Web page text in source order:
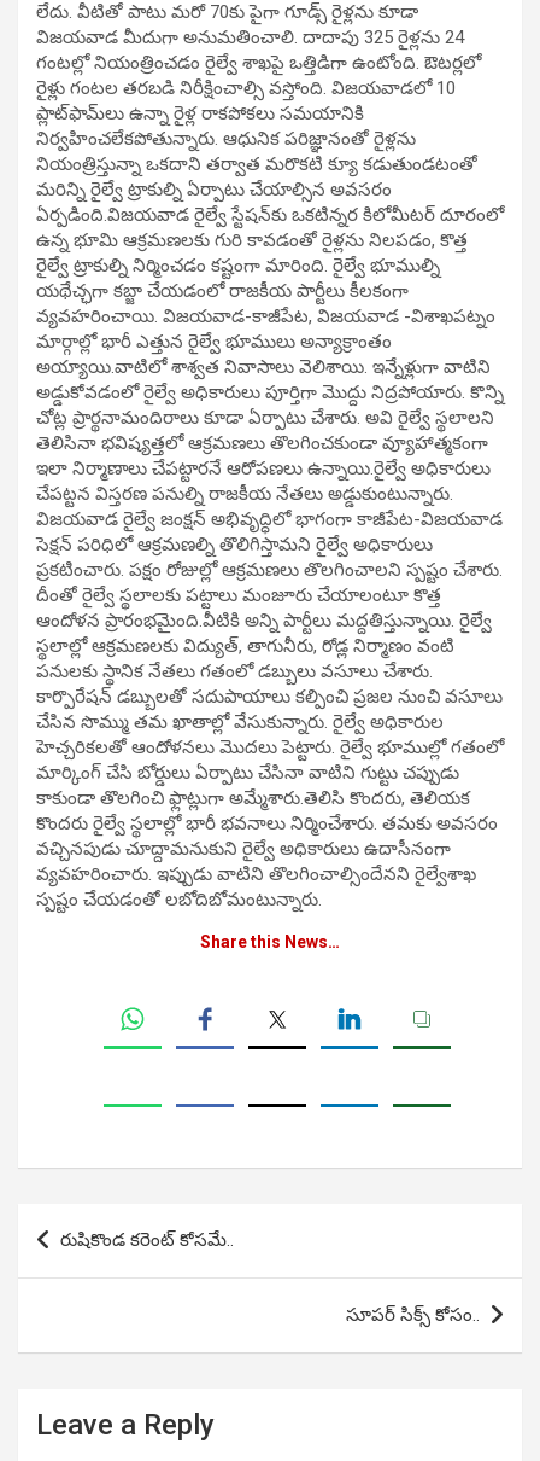
లేదు. వీటితో పాటు మరో 70కు పైగా గూడ్స్‌ రైళ్లను కూడా
విజయవాడ మీదుగా అనుమతించాలి. దాదాపు 325 రైళ్లను 24
గంటల్లో నియంత్రించడం రైల్వే శాఖపై ఒత్తిడిగా ఉంటోంది. ఔటర్లలో
రైళ్లు గంటల తరబడి నిరీక్షించాల్సి వస్తోంది. విజయవాడలో 10
ప్లాట్‌ఫామ్‌లు ఉన్నా రైళ్ల రాకపోకలు సమయానికి
నిర్వహించలేకపోతున్నారు. ఆధునిక పరిజ్ఞానంతో రైళ్లను
నియంత్రిస్తున్నా ఒకదాని తర్వాత మరొకటి క్యూ కడుతుండటంతో
మరిన్ని రైల్వే ట్రాకుల్ని ఏర్పాటు చేయాల్సిన అవసరం
ఏర్పడింది.విజయవాడ రైల్వే స్టేషన్‌‌కు ఒకటిన్నర కిలోమీటర్ దూరంలో
ఉన్న భూమి ఆక్రమణలకు గురి కావడంతో రైళ్లను నిలపడం, కొత్త
రైల్వే ట్రాకుల్ని నిర్మించడం కష్టంగా మారింది. రైల్వే భూముల్ని
యథేచ్ఛగా కబ్జా చేయడంలో రాజకీయ పార్టీలు కీలకంగా
వ్యవహరించాయి. విజయవాడ-కాజీపేట, విజయవాడ -విశాఖపట్నం
మార్గాల్లో భారీ ఎత్తున రైల్వే భూములు అన్యాక్రాంతం
అయ్యాయి.వాటిలో శాశ్వత నివాసాలు వెలిశాయి. ఇన్నేళ్లుగా వాటిని
అడ్డుకోవడంలో రైల్వే అధికారులు పూర్తిగా మొద్దు నిద్రపోయారు. కొన్ని
చోట్ల ప్రార్థనామందిరాలు కూడా ఏర్పాటు చేశారు. అవి రైల్వే స్థలాలని
తెలిసినా భవిష్యత్తలో ఆక్రమణలు తొలగించకుండా వ్యూహాత్మకంగా
ఇలా నిర్మాణాలు చేపట్టారనే ఆరోపణలు ఉన్నాయి.రైల్వే అధికారులు
చేపట్టన విస్తరణ పనుల్ని రాజకీయ నేతలు అడ్డుకుంటున్నారు.
విజయవాడ రైల్వే జంక్షన్ అభివృద్ధిలో భాగంగా కాజీపేట-విజయవాడ
సెక్షన్ పరిధిలో ఆక్రమణల్ని తొలిగిస్తామని రైల్వే అధికారులు
ప్రకటించారు. పక్షం రోజుల్లో ఆక్రమణలు తొలగించాలని స్పష్టం చేశారు.
దీంతో రైల్వే స్థలాలకు పట్టాలు మంజూరు చేయాలంటూ కొత్త
ఆందోళన ప్రారంభమైంది.వీటికి అన్ని పార్టీలు మద్దతిస్తున్నాయి. రైల్వే
స్థలాల్లో ఆక్రమణలకు విద్యుత్‌, తాగునీరు, రోడ్ల నిర్మాణం వంటి
పనులకు స్థానిక నేతలు గతంలో డబ్బులు వసూలు చేశారు.
కార్పొరేషన్‌ డబ్బులతో సదుపాయాలు కల్పించి ప్రజల నుంచి వసూలు
చేసిన సొమ్ము తమ ఖాతాల్లో వేసుకున్నారు. రైల్వే అధికారుల
హెచ్చరికలతో ఆందోళనలు మొదలు పెట్టారు. రైల్వే భూముల్లో గతంలో
మార్కింగ్ చేసి బోర్డులు ఏర్పాటు చేసినా వాటిని గుట్టు చప్పుడు
కాకుండా తొలగించి ఫ్లాట్లుగా అమ్మేశారు.తెలిసి కొందరు, తెలియక
కొందరు రైల్వే స్థలాల్లో భారీ భవనాలు నిర్మించేశారు. తమకు అవసరం
వచ్చినపుడు చూద్దామనుకుని రైల్వే అధికారులు ఉదాసీనంగా
వ్యవహరించారు. ఇప్పుడు వాటిని తొలగించాల్సిందేనని రైల్వేశాఖ
స్పష్టం చేయడంతో లబోదిబోమంటున్నారు.
Share this News…
Post
navigation
రుషికొండ కరెంట్ కోసమే..
సూపర్ సిక్స్ కోసం..
Leave a Reply